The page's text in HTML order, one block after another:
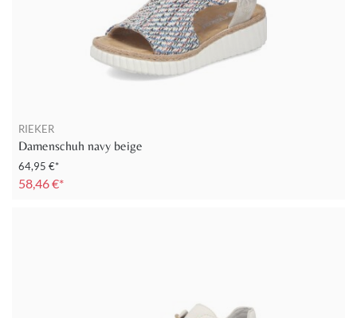
RIEKER
Damenschuh navy beige
64,95 €*
58,46 €*